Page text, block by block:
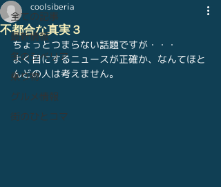
全ての記事
最新情報
冬のシベリア
乗り物
グルメ情報
街のひとコマ
不都合な真実３
coolsiberia
ちょっとつまらない話題ですが・・・
よく目にするニュースが正確か、なんてほと
んどの人は考えません。